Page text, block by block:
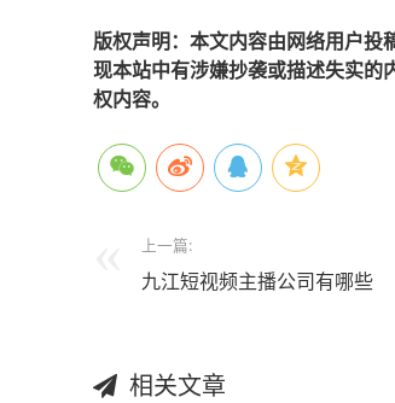
版权声明：本文内容由网络用户投
现本站中有涉嫌抄袭或描述失实的
权内容。
上一篇:
九江短视频主播公司有哪些
相关文章